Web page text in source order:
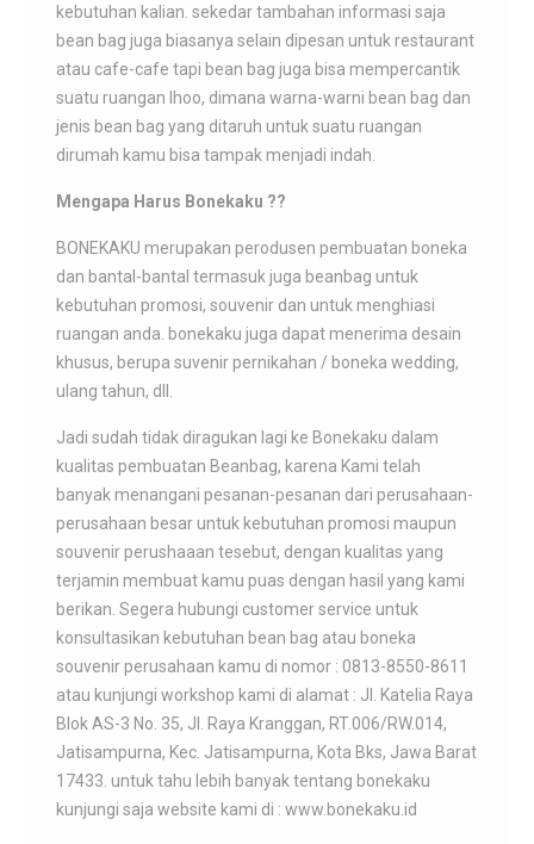
kebutuhan kalian. sekedar tambahan informasi saja
bean bag juga biasanya selain dipesan untuk restaurant
atau cafe-cafe tapi bean bag juga bisa mempercantik
suatu ruangan lhoo, dimana warna-warni bean bag dan
jenis bean bag yang ditaruh untuk suatu ruangan
dirumah kamu bisa tampak menjadi indah.
Mengapa Harus Bonekaku ??
BONEKAKU merupakan perodusen pembuatan boneka
dan bantal-bantal termasuk juga beanbag untuk
kebutuhan promosi, souvenir dan untuk menghiasi
ruangan anda. bonekaku juga dapat menerima desain
khusus, berupa suvenir pernikahan / boneka wedding,
ulang tahun, dll.
Jadi sudah tidak diragukan lagi ke Bonekaku dalam
kualitas pembuatan Beanbag, karena Kami telah
banyak menangani pesanan-pesanan dari perusahaan-
perusahaan besar untuk kebutuhan promosi maupun
souvenir perushaaan tesebut, dengan kualitas yang
terjamin membuat kamu puas dengan hasil yang kami
berikan. Segera hubungi customer service untuk
konsultasikan kebutuhan bean bag atau boneka
souvenir perusahaan kamu di nomor : 0813-8550-8611
atau kunjungi workshop kami di alamat : Jl. Katelia Raya
Blok AS-3 No. 35, Jl. Raya Kranggan, RT.006/RW.014,
Jatisampurna, Kec. Jatisampurna, Kota Bks, Jawa Barat
17433. untuk tahu lebih banyak tentang bonekaku
kunjungi saja website kami di : www.bonekaku.id